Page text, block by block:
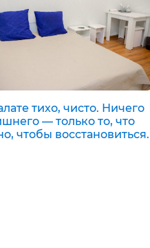
тихо, чисто. Ничего
— только то, что
чтобы восстановиться.